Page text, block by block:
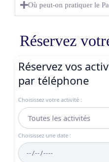
Où peut-on pratiquer le
Réservez
Réservez vos
par téléphone
Choisissez votre activité :
Choisissez une date :